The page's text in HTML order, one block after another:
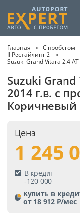
Главная С пробегом
II Рестайлинг 2
Suzuki Grand Vitara 2.4
Suzuki
2014 г.в. с
Коричневый
Цена
1 245
В кредит
-120 000
Купить в
от 18 912 ₽/мес